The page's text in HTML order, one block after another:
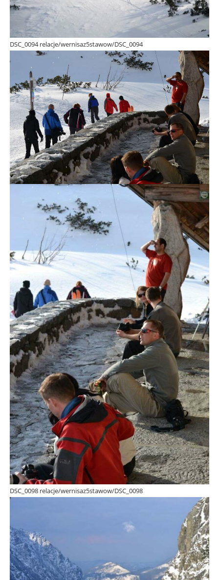
DSC_0094 relacje/wernisaz5stawow/DSC_0094
DSC_0098 relacje/wernisaz5stawow/DSC_0098